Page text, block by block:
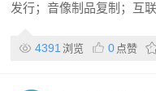
发行；音像制品复制；互
4391 浏览 0 点赞